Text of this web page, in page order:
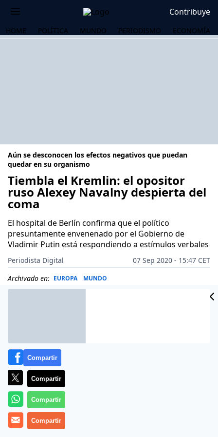
Contribuye
HOME POLÍTICA MUNDO PERIODISMO ECONOMÍA
Aún se desconocen los efectos negativos que puedan
quedar en su organismo
Tiembla el Kremlin: el opositor
ruso Alexey Navalny despierta del
coma
El hospital de Berlín confirma que el político
presuntamente envenenado por el Gobierno de
Vladimir Putin está respondiendo a estímulos verbales
Periodista Digital
07 Sep 2020 - 15:47 CET
Archivado en: EUROPA MUNDO
Compartir
Compartir
Compartir
Compartir